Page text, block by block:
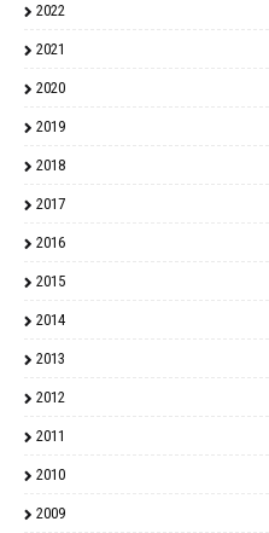
2022
2021
2020
2019
2018
2017
2016
2015
2014
2013
2012
2011
2010
2009